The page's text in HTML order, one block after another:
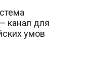
канал для
умов